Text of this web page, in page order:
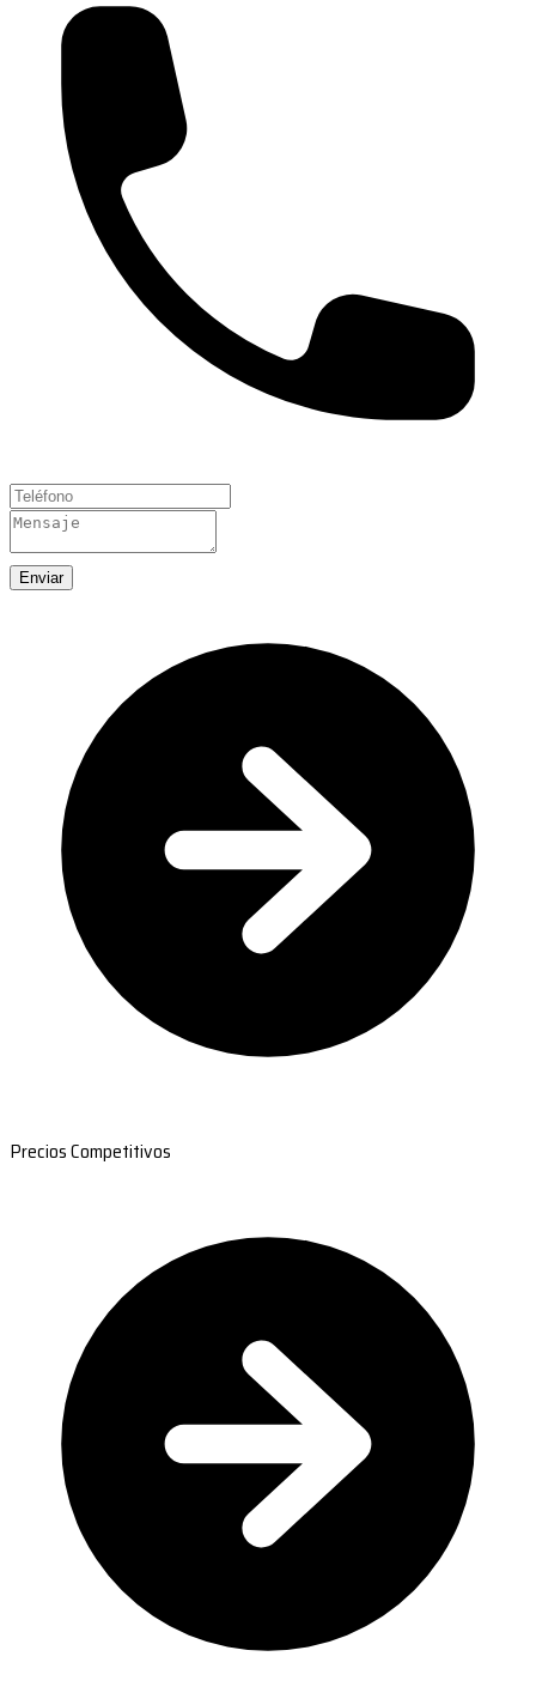
Enviar
Precios Competitivos